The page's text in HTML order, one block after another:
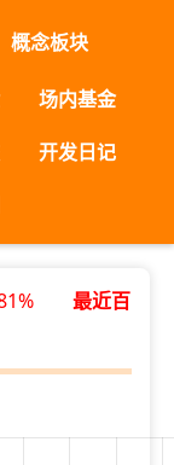
概念板块
场内基金
开发日记
最近百